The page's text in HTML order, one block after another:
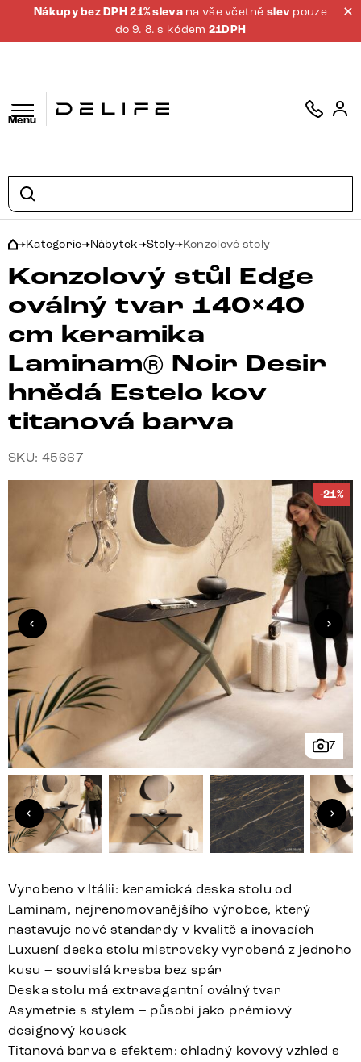
Nákupy bez DPH 21% sleva na vše včetněslev pouze
do 9. 8. s kódem 21DPH
Menu
Kategorie Nábytek Stoly Konzolové stoly
Konzolový stůl Edge
oválný tvar 140×40
cm keramika
Laminam® Noir Desir
hnědá Estelo kov
titanová barva
SKU: 45667
7
-21%
Vyrobeno v Itálii: keramická deska stolu od
Laminam, nejrenomovanějšího výrobce, který
nastavuje nové standardy v kvalitě a inovacích
Luxusní deska stolu mistrovsky vyrobená z jednoho
kusu – souvislá kresba bez spár
Deska stolu má extravagantní oválný tvar
Asymetrie s stylem – působí jako prémiový
designový kousek
Titanová barva s efektem: chladný kovový vzhled s